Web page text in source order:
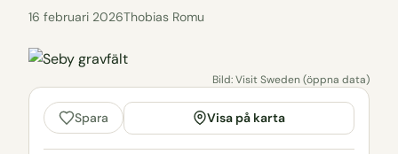
16 februari 2026Thobias Romu
Bild: Visit Sweden (öppna data)
Spara Visa på karta